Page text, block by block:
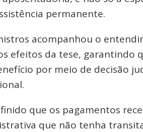
permanente.
acompanhou o
efeitos da tese, garantindo
por meio de decisão
que os pagamentos
que não tenha